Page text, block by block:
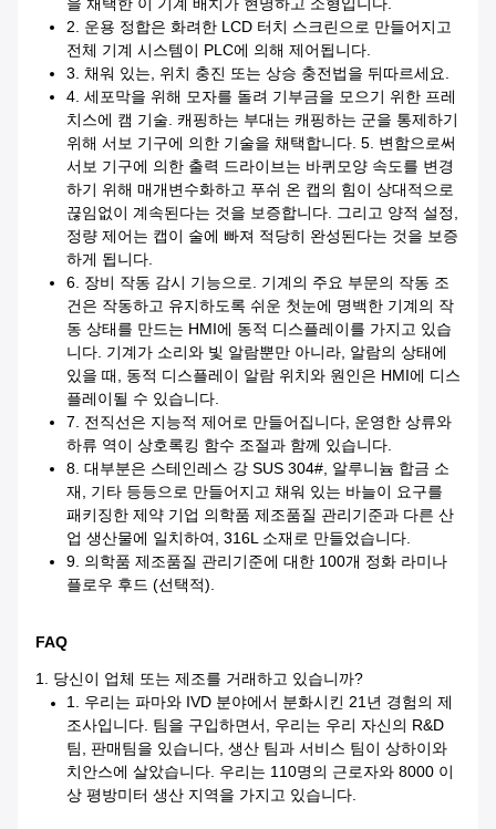
2. 운용 정합은 화려한 LCD 터치 스크린으로 만들어지고
전체 기계 시스템이 PLC에 의해 제어됩니다.
3. 채워 있는, 위치 충진 또는 상승 충전법을 뒤따르세요.
4. 세포막을 위해 모자를 돌려 기부금을 모으기 위한 프레
치스에 캠 기술. 캐핑하는 부대는 캐핑하는 군을 통제하기
위해 서보 기구에 의한 기술을 채택합니다. 5. 변함으로써
서보 기구에 의한 출력 드라이브는 바퀴모양 속도를 변경
하기 위해 매개변수화하고 푸쉬 온 캡의 힘이 상대적으로
끊임없이 계속된다는 것을 보증합니다. 그리고 양적 설정,
정량 제어는 캡이 술에 빠져 적당히 완성된다는 것을 보증
하게 됩니다.
6. 장비 작동 감시 기능으로. 기계의 주요 부문의 작동 조
건은 작동하고 유지하도록 쉬운 첫눈에 명백한 기계의 작
동 상태를 만드는 HMI에 동적 디스플레이를 가지고 있습
니다. 기계가 소리와 빛 알람뿐만 아니라, 알람의 상태에
있을 때, 동적 디스플레이 알람 위치와 원인은 HMI에 디스
플레이될 수 있습니다.
7. 전직선은 지능적 제어로 만들어집니다, 운영한 상류와
하류 역이 상호록킹 함수 조절과 함께 있습니다.
8. 대부분은 스테인레스 강 SUS 304#, 알루니늄 합금 소
재, 기타 등등으로 만들어지고 채워 있는 바늘이 요구를
패키징한 제약 기업 의학품 제조품질 관리기준과 다른 산
업 생산물에 일치하여, 316L 소재로 만들었습니다.
9. 의학품 제조품질 관리기준에 대한 100개 정화 라미나
플로우 후드 (선택적).
FAQ
1. 당신이 업체 또는 제조를 거래하고 있습니까?
1. 우리는 파마와 IVD 분야에서 분화시킨 21년 경험의 제
조사입니다. 팀을 구입하면서, 우리는 우리 자신의 R&D
팀, 판매팀을 있습니다, 생산 팀과 서비스 팀이 상하이와
치안스에 살았습니다. 우리는 110명의 근로자와 8000 이
상 평방미터 생산 지역을 가지고 있습니다.